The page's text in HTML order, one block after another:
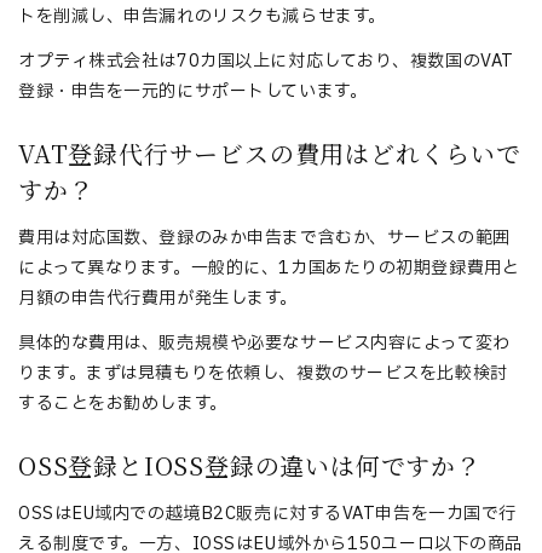
トを削減し、申告漏れのリスクも減らせます。
オプティ株式会社は70カ国以上に対応しており、複数国のVAT
登録・申告を一元的にサポートしています。
VAT登録代行サービスの費用はどれくらいで
すか？
費用は対応国数、登録のみか申告まで含むか、サービスの範囲
によって異なります。一般的に、1カ国あたりの初期登録費用と
月額の申告代行費用が発生します。
具体的な費用は、販売規模や必要なサービス内容によって変わ
ります。まずは見積もりを依頼し、複数のサービスを比較検討
することをお勧めします。
OSS登録とIOSS登録の違いは何ですか？
OSSはEU域内での越境B2C販売に対するVAT申告を一カ国で行
える制度です。一方、IOSSはEU域外から150ユーロ以下の商品